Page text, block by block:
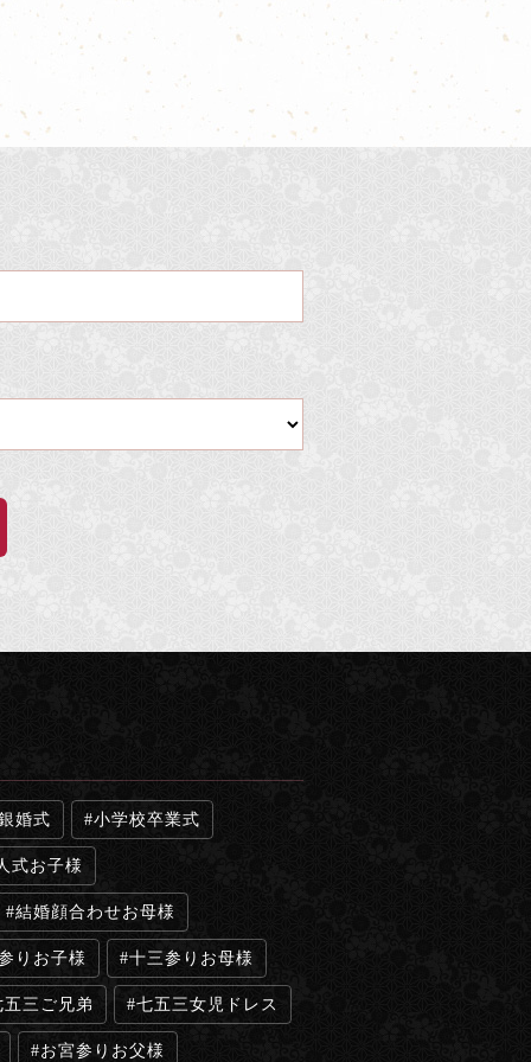
婚式 小学校卒業式
式お子様
結婚顔合わせお母様
りお子様 十三参りお母様
五三ご兄弟 七五三女児ドレス
お宮参りお父様